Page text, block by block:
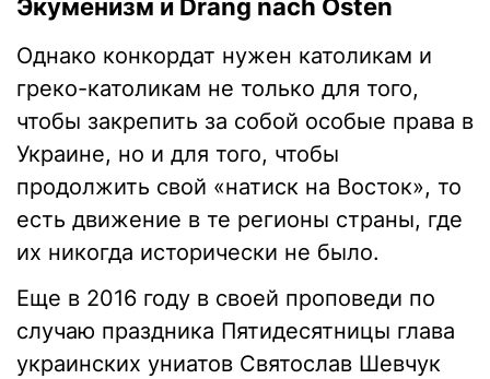
Экуменизм и Drang nach Osten
Однако конкордат нужен католикам и
греко-католикам не только для того,
чтобы закрепить за собой особые права в
Украине, но и для того, чтобы
продолжить свой «натиск на Восток», то
есть движение в те регионы страны, где
их никогда исторически не было.
Еще в 2016 году в своей проповеди по
случаю праздника Пятидесятницы глава
украинских униатов Святослав Шевчук